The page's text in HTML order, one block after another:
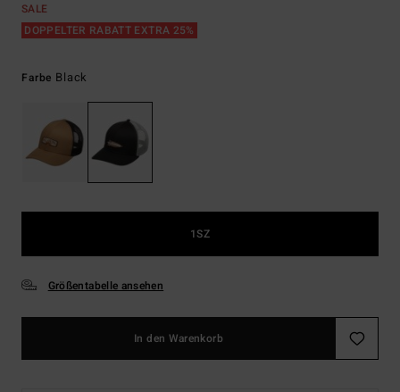
SALE
DOPPELTER RABATT EXTRA 25%
Farbe Black
1SZ
Größentabelle ansehen
In den Warenkorb